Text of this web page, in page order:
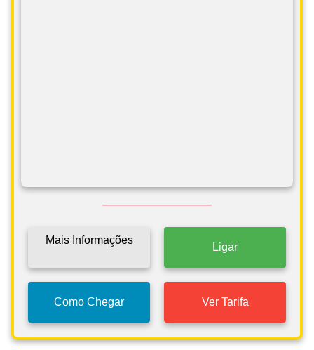
Mais Informações
Ligar
Como Chegar Ver Tarifa